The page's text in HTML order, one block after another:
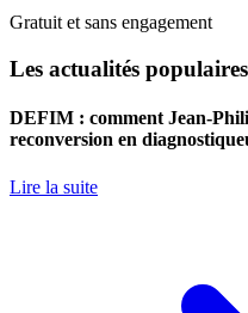
Gratuit et sans engagement
Les actualités populaires
DEFIM : comment Jean-
reconversion en
Lire la suite